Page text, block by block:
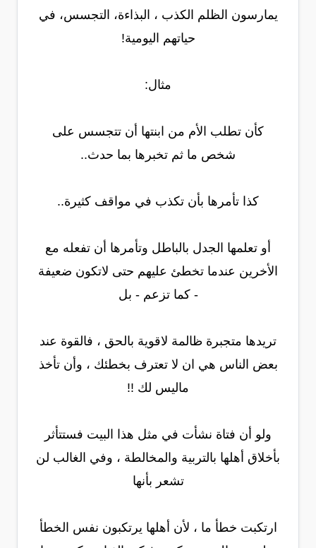
يمارسون الظلم الكذب ، البذاءة، التجسس، في
حياتهم اليومية!
مثال:
كأن تطلب الأم من ابنتها أن تتجسس على
شخص ما ثم تخبرها بما حدث..
كذا تأمرها بأن تكذب في مواقف كثيرة..
أو تعلمها الجدل بالباطل وتأمرها أن تفعله مع
الأخرين عندما تخطئ عليهم حتى لاتكون ضعيفة
- كما تزعم - بل
تريدها متجبرة ظالمة لاقوية بالحق ، فالقوة عند
بعض الناس هي ان لا تعترف بخطئك ، وأن تأخذ
ماليس لك !!
ولو أن فتاة نشأت في مثل هذا البيت فستتأثر
بأخلاق أهلها بالتربية والمخالطة ، وفي الغالب لن
تشعر بأنها
ارتكبت خطأ ما ، لأن أهلها يرتكبون نفس الخطأ